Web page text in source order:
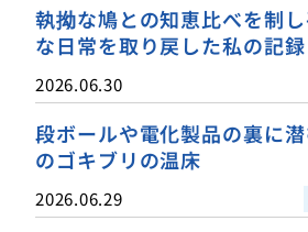
執拗な鳩との知恵比べを制
な日常を取り戻した私の記録
2026.06.30
段ボールや電化製品の裏に
のゴキブリの温床
2026.06.29